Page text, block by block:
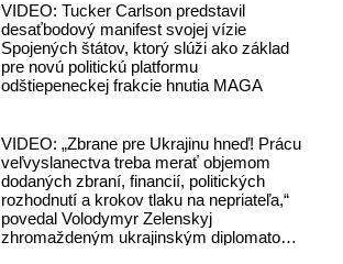
VIDEO: Tucker Carlson predstavil
desaťbodový manifest svojej vízie
Spojených štátov, ktorý slúži ako základ
pre novú politickú platformu
odštiepeneckej frakcie hnutia MAGA
VIDEO: „Zbrane pre Ukrajinu hneď! Prácu
veľvyslanectva treba merať objemom
dodaných zbraní, financií, politických
rozhodnutí a krokov tlaku na nepriateľa,“
povedal Volodymyr Zelenskyj
zhromaždeným ukrajinským diplomatom